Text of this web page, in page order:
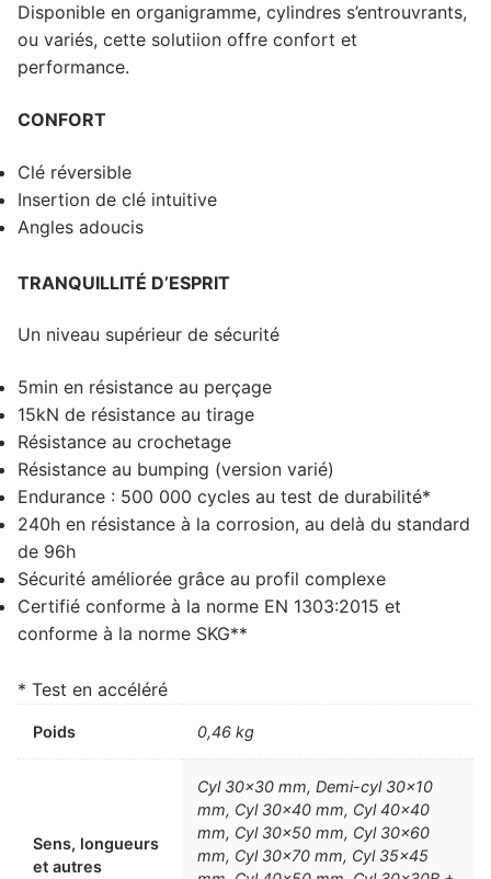
Disponible en organigramme, cylindres s’entrouvrants,
ou variés, cette solutiion offre confort et
performance.
CONFORT
Clé réversible
Insertion de clé intuitive
Angles adoucis
TRANQUILLITÉ D’ESPRIT
Un niveau supérieur de sécurité
5min en résistance au perçage
15kN de résistance au tirage
Résistance au crochetage
Résistance au bumping (version varié)
Endurance : 500 000 cycles au test de durabilité*
240h en résistance à la corrosion, au delà du standard
de 96h
Sécurité améliorée grâce au profil complexe
Certifié conforme à la norme EN 1303:2015 et
conforme à la norme SKG**
* Test en accéléré
Poids 0,46 kg
Sens, longueurs
et autres
Cyl 30×30 mm, Demi-cyl 30×10
mm, Cyl 30×40 mm, Cyl 40×40
mm, Cyl 30×50 mm, Cyl 30×60
mm, Cyl 30×70 mm, Cyl 35×45